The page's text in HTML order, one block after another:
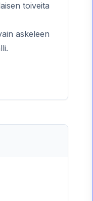
toiveita
askeleen